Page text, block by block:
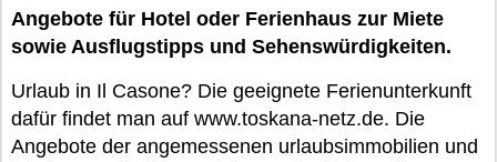
Angebote für Hotel oder Ferienhaus zur Miete
sowie Ausflugstipps und Sehenswürdigkeiten.
Urlaub in Il Casone? Die geeignete Ferienunterkunft
dafür findet man auf www.toskana-netz.de. Die
Angebote der angemessenen urlaubsimmobilien und